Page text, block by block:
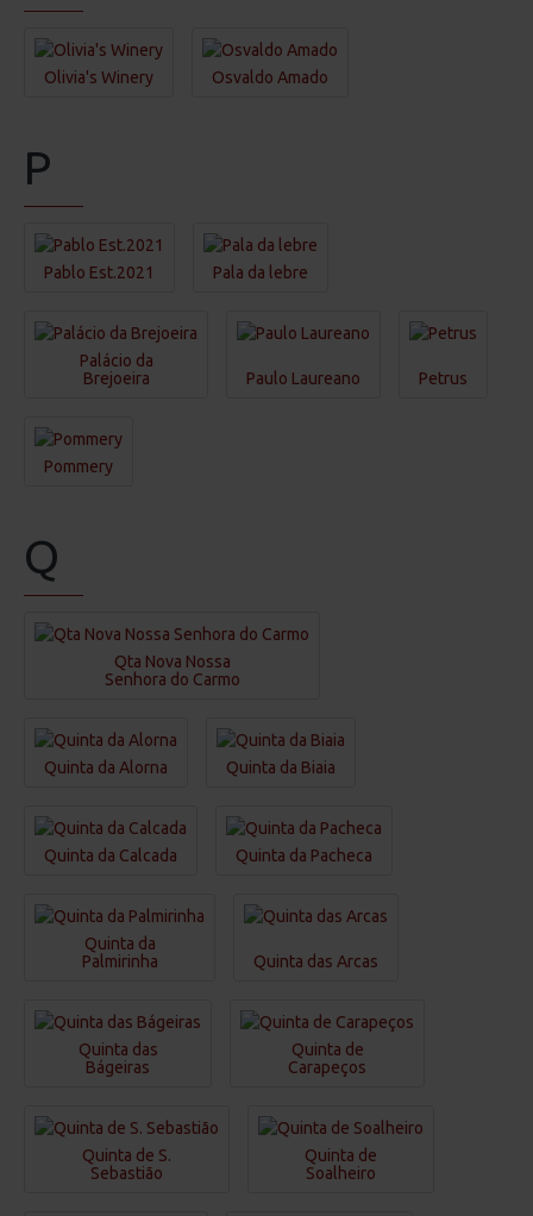
Olivia's Winery Osvaldo Amado
P
Pablo Est.2021 Pala da lebre
Palácio da
Brejoeira
Paulo Laureano Petrus
Pommery
Q
Qta Nova Nossa
Senhora do Carmo
Quinta da Alorna Quinta da Biaia
Quinta da Calcada Quinta da Pacheca
Quinta da
Palmirinha
Quinta das Arcas
Quinta das
Bágeiras
Quinta de
Carapeços
Quinta de S.
Sebastião
Quinta de
Soalheiro